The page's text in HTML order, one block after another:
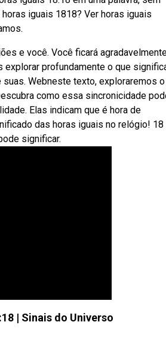
iguais 1818? Ver horas iguais
e você. Você ficará
explorar profundamente o que
Webneste texto, exploraremos o
como essa sincronicidade
Elas indicam que é hora de
das horas iguais no relógio! 18
significar.
| Sinais do Universo